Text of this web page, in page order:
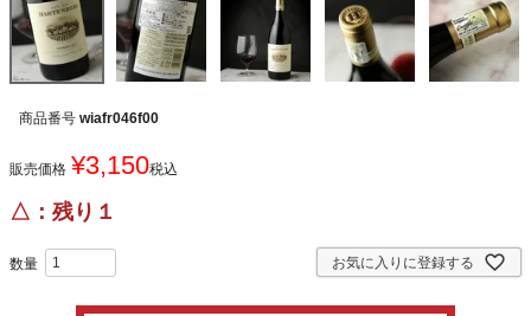
商品番号 wiafr046f00
販売価格 ¥3,150税込
△：残り１
お気に入りに登録する